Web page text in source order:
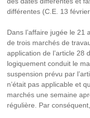
différentes (C.E. 13
Dans l’affaire jugée le 21
de trois marchés de
application de l’article 28
logiquement conduit le
suspension prévu par
n’était pas applicable et
marchés une semaine
régulière. Par